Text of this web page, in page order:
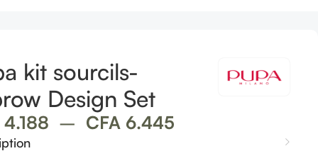
kit sourcils-
Design Set
4.188 – CFA 6.445